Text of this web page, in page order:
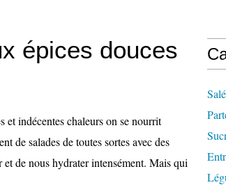
épices douces
et indécentes chaleurs on se nourrit
de salades de toutes sortes avec des
de nous hydrater intensément. Mais qui
Salé